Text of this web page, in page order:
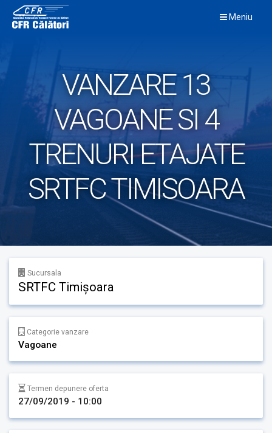
content
Meniu
VANZARE 13
VAGOANE SI 4
TRENURI ETAJATE
SRTFC TIMISOARA
Sucursala
SRTFC Timișoara
Categorie vanzare
Vagoane
Termen depunere oferta
27/09/2019 - 10:00